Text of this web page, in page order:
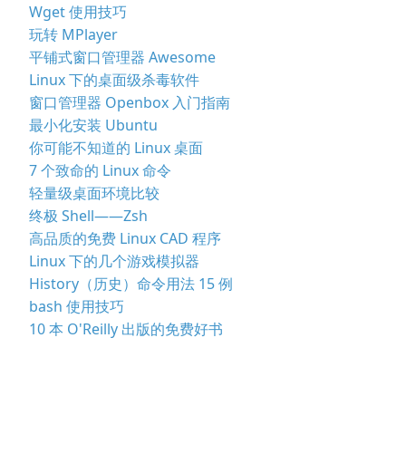
Wget 使用技巧
玩转 MPlayer
平铺式窗口管理器 Awesome
Linux 下的桌面级杀毒软件
窗口管理器 Openbox 入门指南
最小化安装 Ubuntu
你可能不知道的 Linux 桌面
7 个致命的 Linux 命令
轻量级桌面环境比较
终极 Shell——Zsh
高品质的免费 Linux CAD 程序
Linux 下的几个游戏模拟器
History（历史）命令用法 15 例
bash 使用技巧
10 本 O'Reilly 出版的免费好书